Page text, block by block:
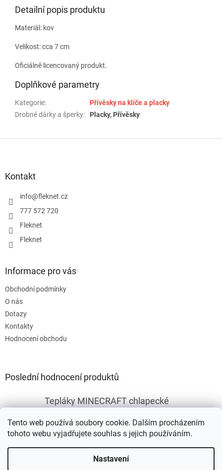
Tento web používá soubory cookie. Dalším procházením
tohoto webu vyjadřujete souhlas s jejich používáním.
Nastavení
Detailní popis produktu
Materiál: kov
Velikost: cca 7 cm
Oficiálně licencovaný produkt.
Doplňkové parametry
Kategorie:
Přívěsky na klíče a placky
Drobné dárky a šperky: Placky, Přívěsky
Kontakt
info@fleknet.cz
777 572 720
Fleknet
Fleknet
Informace pro vás
Obchodní podmínky
O nás
Dotazy
Kontakty
Hodnocení obchodu
Poslední hodnocení produktů
Tepláky MINECRAFT chlapecké